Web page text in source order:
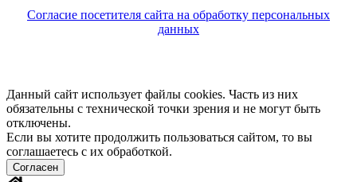
Согласие посетителя сайта на обработку персональных
данных
Данный сайт использует файлы cookies. Часть из них
обязательны с технической точки зрения и не могут быть
отключены.
Если вы хотите продолжить пользоваться сайтом, то вы
соглашаетесь с их обработкой.